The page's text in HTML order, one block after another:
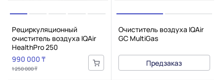
Рециркуляционный
очиститель воздуха IQAir
HealthPro 250
990 000 ₸
1 250 000 ₸
Очиститель воздуха IQAir
GC MultiGas
Предзаказ